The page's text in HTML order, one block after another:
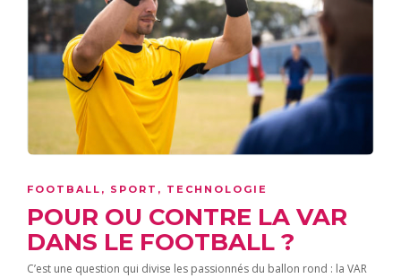
FOOTBALL , SPORT , TECHNOLOGIE
POUR OU CONTRE LA VAR
DANS LE FOOTBALL ?
C’est une question qui divise les passionnés du ballon rond : la VAR